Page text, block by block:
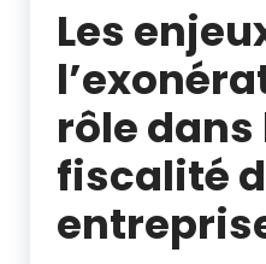
Les
rôle dans
fiscalité